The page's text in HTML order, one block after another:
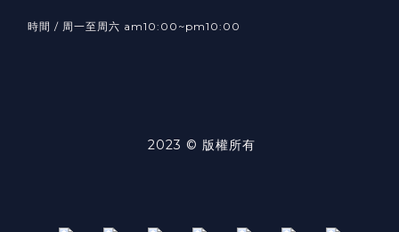
時間 / 周一至周六 am10:00~pm10:00
2023 © 版權所有